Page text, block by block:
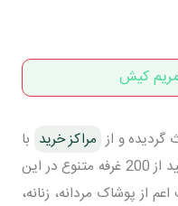
مریم کیش
مراکز خرید با
تجربه محسوب می شود. شما می توانید از 200 غرفه متنوع در این
از پوشاک مردانه، زنانه،